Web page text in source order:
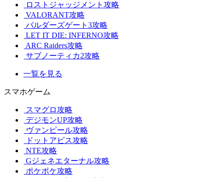
ロストジャッジメント攻略
VALORANT攻略
バルダーズゲート3攻略
LET IT DIE: INFERNO攻略
ARC Raiders攻略
サブノーティカ2攻略
一覧を見る
スマホゲーム
スマグロ攻略
デジモンUP攻略
ヴァンピール攻略
ドットアビス攻略
NTE攻略
Gジェネエターナル攻略
ポケポケ攻略